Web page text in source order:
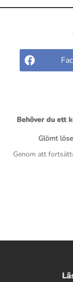
Behöver du ett
Glömt
Genom att